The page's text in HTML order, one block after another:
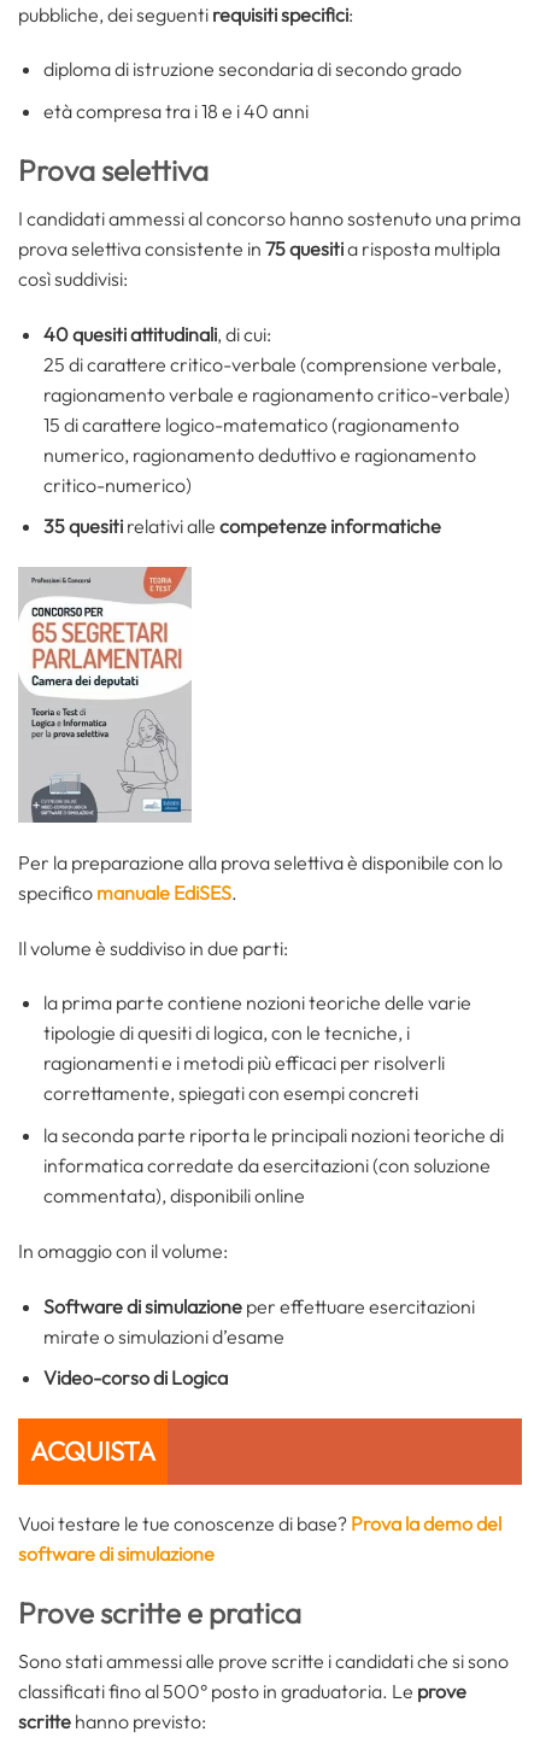
pubbliche, dei seguenti requisiti specifici:
diploma di istruzione secondaria di secondo grado
età compresa tra i 18 e i 40 anni
Prova selettiva
I candidati ammessi al concorso hanno sostenuto una prima
prova selettiva consistente in 75 quesitia risposta multipla
così suddivisi:
40 quesiti attitudinali, di cui:
25 di carattere critico-verbale (comprensione verbale,
ragionamento verbale e ragionamento critico-verbale)
15 di carattere logico-matematico (ragionamento
numerico, ragionamento deduttivo e ragionamento
critico-numerico)
35 quesitirelativi alle competenze informatiche
Per la preparazione alla prova selettiva è disponibile con lo
specifico manuale EdiSES.
Il volume è suddiviso in due parti:
la prima parte contiene nozioni teoriche delle varie
tipologie di quesiti di logica, con le tecniche, i
ragionamenti e i metodi più efficaci per risolverli
correttamente, spiegati con esempi concreti
la seconda parte riporta le principali nozioni teoriche di
informatica corredate da esercitazioni (con soluzione
commentata), disponibili online
In omaggio con il volume:
Software di simulazioneper effettuare esercitazioni
mirate o simulazioni d’esame
Video-corso di Logica
ACQUISTA
Vuoi testare le tue conoscenze di base? Prova la demo del
software di simulazione
Prove scritte e pratica
Sono stati ammessi alle prove scritte i candidati che si sono
classificati fino al 500° posto in graduatoria. Le prove
scritte hanno previsto: